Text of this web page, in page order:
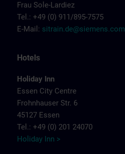
Frau Sole-Lardiez
Tel.: +49 (0) 911/895-7575
E-Mail: sitrain.de@siemens.com
Hotels
Holiday Inn
Essen City Centre
Frohnhauser Str. 6
45127 Essen
Tel.: +49 (0) 201 24070
Holiday Inn >